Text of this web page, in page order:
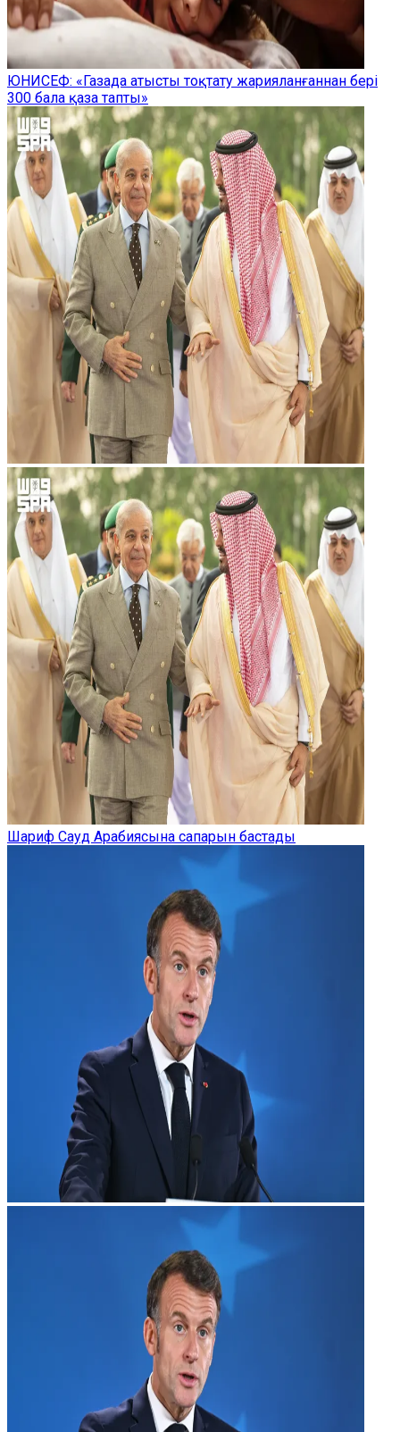
ЮНИСЕФ: «Газада атысты тоқтату жарияланғаннан бері
300 бала қаза тапты»
Шариф Сауд Арабиясына сапарын бастады